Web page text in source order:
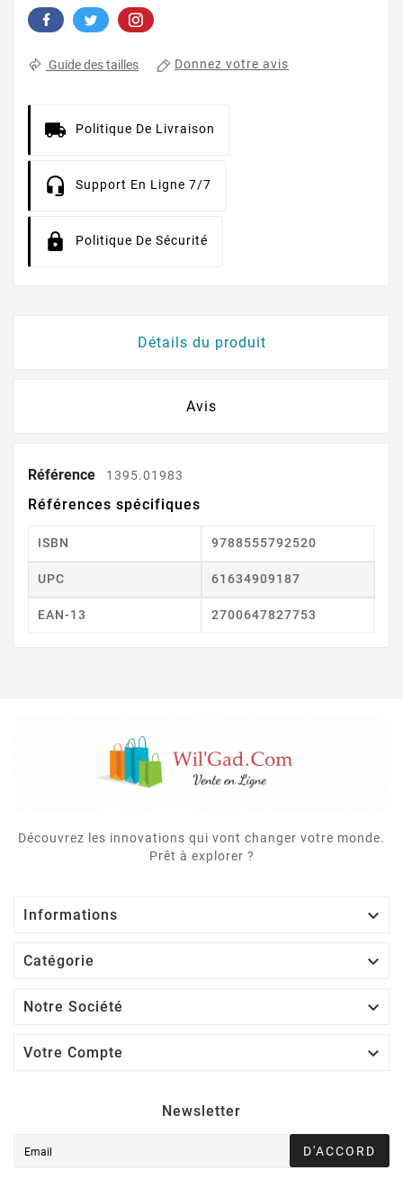
Guide des tailles Donnez votre avis
Politique De Livraison
Support En Ligne 7/7
Politique De Sécurité
Détails du produit
Avis
Référence 1395.01983
Références spécifiques
ISBN 9788555792520
UPC 61634909187
EAN-13 2700647827753
Découvrez les innovations qui vont changer votre monde.
Prêt à explorer ?
Informations 
Catégorie 
Notre Société 
Votre Compte 
Newsletter
D'ACCORD